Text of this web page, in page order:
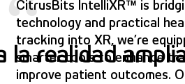
“
CitrusBits IntelliXR™ is
technology and practical
tracking into XR, we’re
smarter tools to enhance
improve patient outcomes.
realidad